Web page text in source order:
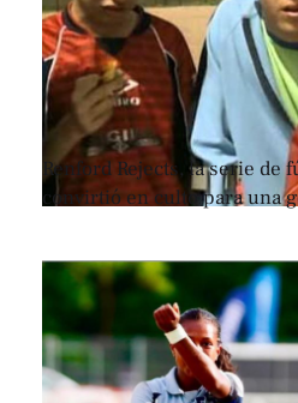
Renford Rejects, la serie
convirtió en culto para una